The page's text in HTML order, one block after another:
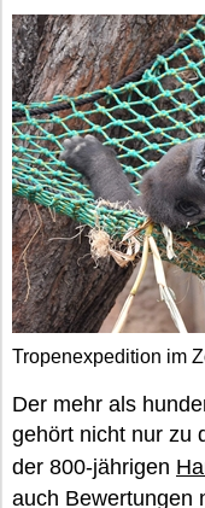
Tropenexpedition im
Der mehr als
gehört nicht nur zu
der 800-jährigen
auch Bewertungen